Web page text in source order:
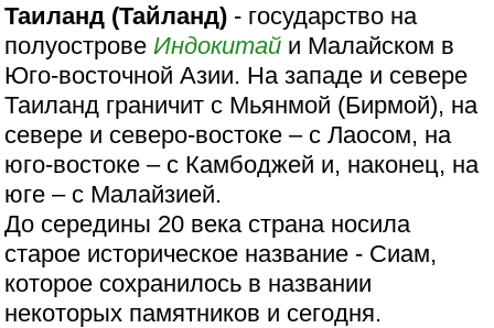
Таиланд (Тайланд) - государство на
полуострове Индокитай и Малайском в
Юго-восточной Азии. На западе и севере
Таиланд граничит с Мьянмой (Бирмой), на
севере и северо-востоке – с Лаосом, на
юго-востоке – с Камбоджей и, наконец, на
юге – с Малайзией.
До середины 20 века страна носила
старое историческое название - Сиам,
которое сохранилось в названии
некоторых памятников и сегодня.